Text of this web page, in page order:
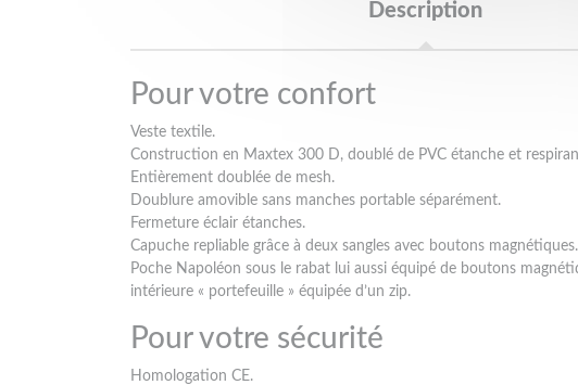
Description
Pour votre confort
Veste textile.
Construction en Maxtex 300 D, doublé de PVC étanche et
Entièrement doublée de mesh.
Doublure amovible sans manches portable séparément.
Fermeture éclair étanches.
Capuche repliable grâce à deux sangles avec boutons magnétiques.
Poche Napoléon sous le rabat lui aussi équipé de boutons
intérieure « portefeuille » équipée d’un zip.
Pour votre sécurité
Homologation CE.